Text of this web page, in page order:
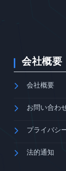
会社概要
会社概要
お問い合わ
プライバシ
法的通知